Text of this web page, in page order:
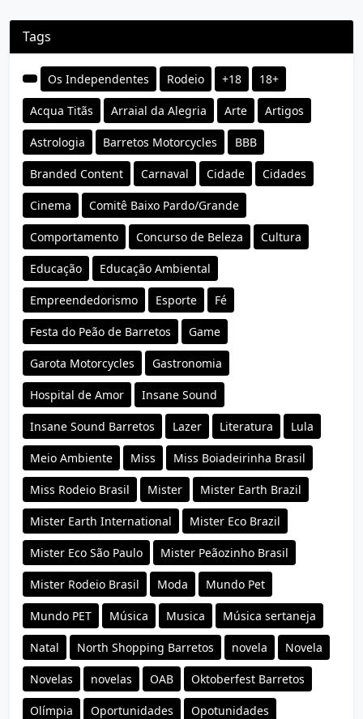
Tags
Os Independentes Rodeio +18 18+
Acqua Titãs Arraial da Alegria Arte Artigos
Astrologia Barretos Motorcycles BBB
Branded Content Carnaval Cidade Cidades
Cinema Comitê Baixo Pardo/Grande
Comportamento Concurso de Beleza Cultura
Educação Educação Ambiental
Empreendedorismo Esporte Fé
Festa do Peão de Barretos Game
Garota Motorcycles Gastronomia
Hospital de Amor Insane Sound
Insane Sound Barretos Lazer Literatura Lula
Meio Ambiente Miss Miss Boiadeirinha Brasil
Miss Rodeio Brasil Mister Mister Earth Brazil
Mister Earth International Mister Eco Brazil
Mister Eco São Paulo Mister Peãozinho Brasil
Mister Rodeio Brasil Moda Mundo Pet
Mundo PET Música Musica Música sertaneja
Natal North Shopping Barretos novela Novela
Novelas novelas OAB Oktoberfest Barretos
Olímpia Oportunidades Opotunidades